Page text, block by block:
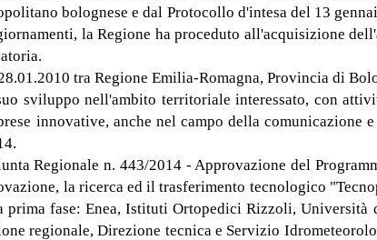
bolognese e dal Protocollo d'intesa del 13
la Regione ha proceduto all'acquisizione
tra Regione Emilia-Romagna, Provincia di
sviluppo nell'ambito territoriale interessato, con
innovative, anche nel campo della
Regionale n. 443/2014 - Approvazione del
la ricerca ed il trasferimento tecnologico
prima fase: Enea, Istituti Ortopedici Rizzoli,
regionale, Direzione tecnica e Servizio